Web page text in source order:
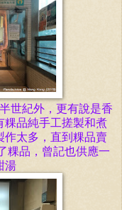
半世紀外，更有說是香
粿品純手工搓製和煮
作太多，直到粿品賣
粿品，曾記也供應一
湯